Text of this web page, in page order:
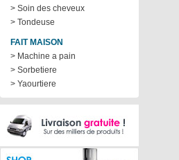
> Soin des cheveux
> Tondeuse
FAIT MAISON
> Machine a pain
> Sorbetiere
> Yaourtiere